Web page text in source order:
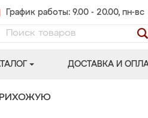
График работы: 9.00 - 20.00, пн-вс
ДОСТАВКА И